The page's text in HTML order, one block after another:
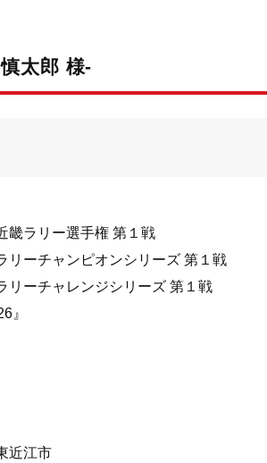
太郎 様-
ラリー選⼿権 第１戦
ーチャンピオンシリーズ 第１戦
ーチャレンジシリーズ 第１戦
』
近江市